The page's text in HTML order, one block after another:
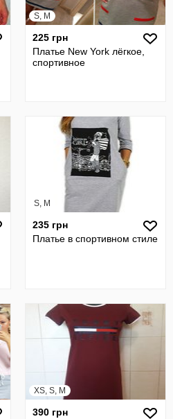
S, M
225 грн
Платье New York лёгкое,
спортивное
S, M
235 грн
Платье в спортивном стиле
XS, S, M
390 грн